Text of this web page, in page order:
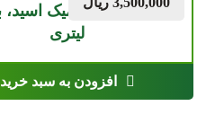
لیتری
افزودن به سبد خرید